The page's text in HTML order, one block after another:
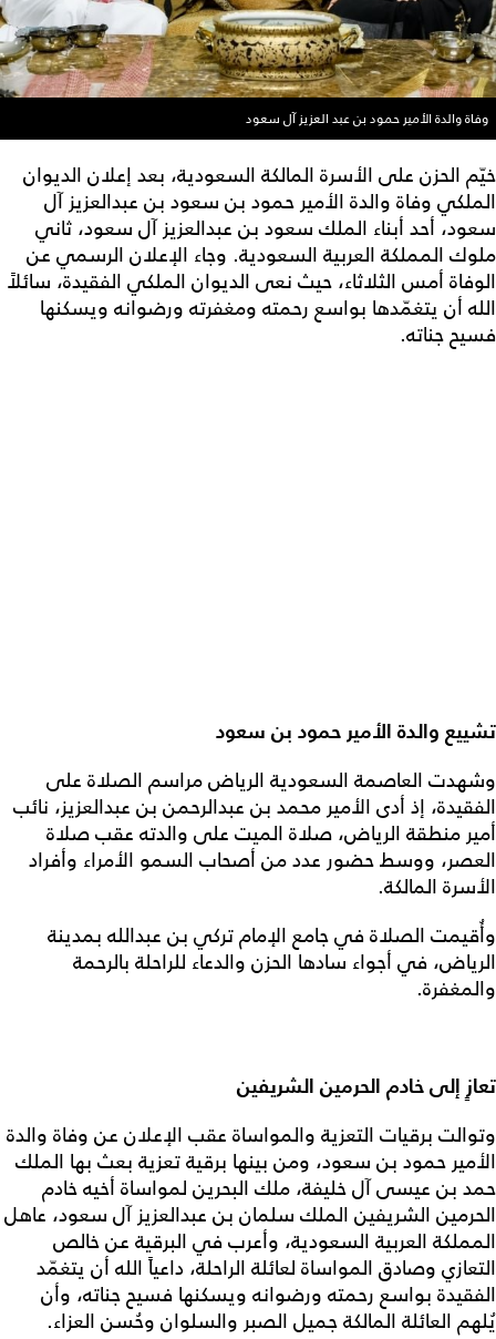
وفاة والدة الأمير حمود بن عبد العزيز آل سعود
خيّم الحزن على الأسرة المالكة السعودية، بعد إعلان الديوان
الملكي وفاة والدة الأمير حمود بن سعود بن عبدالعزيز آل
سعود، أحد أبناء الملك سعود بن عبدالعزيز آل سعود، ثاني
ملوك المملكة العربية السعودية. وجاء الإعلان الرسمي عن
الوفاة أمس الثلاثاء، حيث نعى الديوان الملكي الفقيدة، سائلاً
الله أن يتغمّدها بواسع رحمته ومغفرته ورضوانه ويسكنها
فسيح جناته.
تشييع والدة الأمير حمود بن سعود
وشهدت العاصمة السعودية الرياض مراسم الصلاة على
الفقيدة، إذ أدى الأمير محمد بن عبدالرحمن بن عبدالعزيز، نائب
أمير منطقة الرياض، صلاة الميت على والدته عقب صلاة
العصر، ووسط حضور عدد من أصحاب السمو الأمراء وأفراد
الأسرة المالكة.
وأُقيمت الصلاة في جامع الإمام تركي بن عبدالله بمدينة
الرياض، في أجواء سادها الحزن والدعاء للراحلة بالرحمة
والمغفرة.
تعازٍ إلى خادم الحرمين الشريفين
وتوالت برقيات التعزية والمواساة عقب الإعلان عن وفاة والدة
الأمير حمود بن سعود، ومن بينها برقية تعزية بعث بها الملك
حمد بن عيسى آل خليفة، ملك البحرين لمواساة أخيه خادم
الحرمين الشريفين الملك سلمان بن عبدالعزيز آل سعود، عاهل
المملكة العربية السعودية، وأعرب في البرقية عن خالص
التعازي وصادق المواساة لعائلة الراحلة، داعياً الله أن يتغمّد
الفقيدة بواسع رحمته ورضوانه ويسكنها فسيح جناته، وأن
يُلهم العائلة المالكة جميل الصبر والسلوان وحُسن العزاء.